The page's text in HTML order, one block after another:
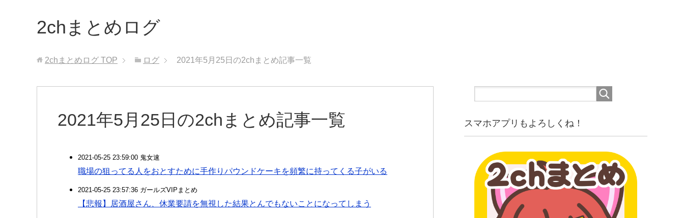
2chまとめログ
2chまとめログ TOP ログ 2021年5月25日の2chまとめ記事一覧
2021年5月25日の2chまとめ記事一覧
2021-05-25 23:59:00 鬼女速
職場の狙ってる人をおとすために手作りパウンドケーキを頻繁に持ってくる子がいる
2021-05-25 23:57:36 ガールズVIPまとめ
【悲報】居酒屋さん、休業要請を無視した結果とんでもないことになってしまう
スマホアプリもよろしくね！